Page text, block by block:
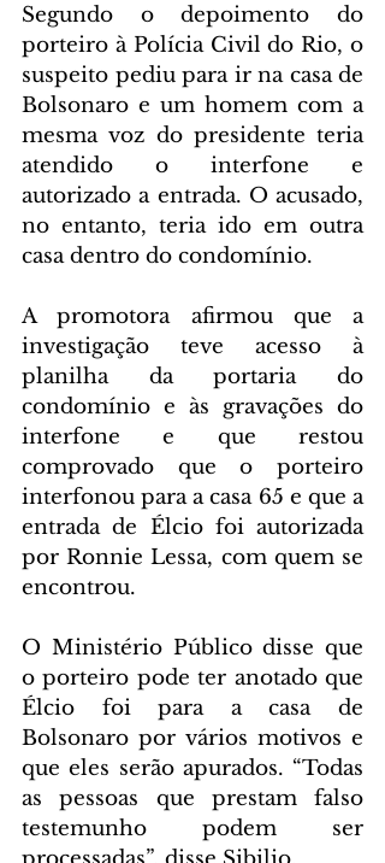
Segundo o depoimento do
porteiro à Polícia Civil do Rio, o
suspeito pediu para ir na casa de
Bolsonaro e um homem com a
mesma voz do presidente teria
atendido o interfone e
autorizado a entrada. O acusado,
no entanto, teria ido em outra
casa dentro do condomínio.
A promotora afirmou que a
investigação teve acesso à
planilha da portaria do
condomínio e às gravações do
interfone e que restou
comprovado que o porteiro
interfonou para a casa 65 e que a
entrada de Élcio foi autorizada
por Ronnie Lessa, com quem se
encontrou.
O Ministério Público disse que
o porteiro pode ter anotado que
Élcio foi para a casa de
Bolsonaro por vários motivos e
que eles serão apurados. “Todas
as pessoas que prestam falso
testemunho podem ser